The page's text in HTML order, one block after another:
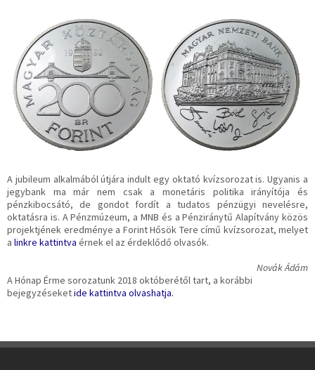
A jubileum alkalmából útjára indult egy oktató kvízsorozat is. Ugyanis a
jegybank ma már nem csak a monetáris politika irányítója és
pénzkibocsátó, de gondot fordít a tudatos pénzügyi nevelésre,
oktatásra is. A Pénzmúzeum, a MNB és a Pénziránytű Alapítvány közös
projektjének eredménye a Forint Hősök Tere című kvízsorozat, melyet
a linkre kattintva érnek el az érdeklődő olvasók.
Novák Ádám
A Hónap Érme sorozatunk 2018 októberétől tart, a korábbi
bejegyzéseketide kattintva olvashatja.